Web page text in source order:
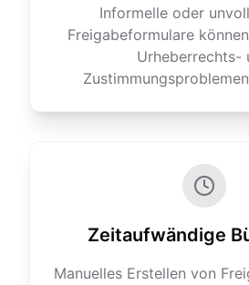
Informelle oder
Freigabeformulare
Urheberrechts-
Zeitaufwändige
Manuelles Erstellen von